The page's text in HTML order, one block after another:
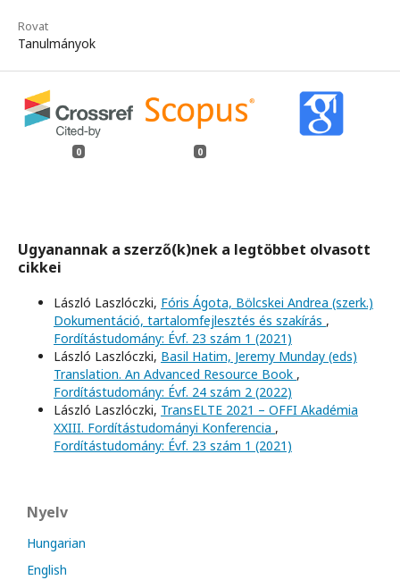
Rovat
Tanulmányok
0 0
Ugyanannak a szerző(k)nek a legtöbbet olvasott
cikkei
László Laszlóczki, Fóris Ágota, Bölcskei Andrea (szerk.)
Dokumentáció, tartalomfejlesztés és szakírás ,
Fordítástudomány: Évf. 23 szám 1 (2021)
László Laszlóczki, Basil Hatim, Jeremy Munday (eds)
Translation. An Advanced Resource Book ,
Fordítástudomány: Évf. 24 szám 2 (2022)
László Laszlóczki, TransELTE 2021 – OFFI Akadémia
XXIII. Fordítástudományi Konferencia ,
Fordítástudomány: Évf. 23 szám 1 (2021)
Nyelv
Hungarian
English